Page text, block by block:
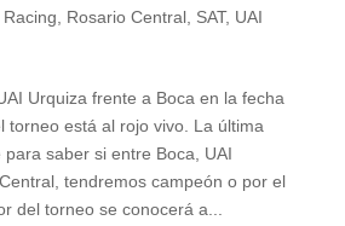
Racing Rosario Central, SAT, UAI
Urquiza frente a Boca en la fecha
torneo está al rojo vivo. La última
saber si entre Boca, UAI
tendremos campeón o por el
del torneo se conocerá a...